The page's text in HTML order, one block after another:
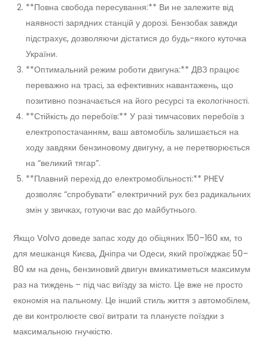
**Повна свобода пересування:** Ви не залежите від
наявності зарядних станцій у дорозі. Бензобак завжди
підстрахує, дозволяючи дістатися до будь-якого куточка
України.
**Оптимальний режим роботи двигуна:** ДВЗ працює
переважно на трасі, за ефективних навантажень, що
позитивно позначається на його ресурсі та екологічності.
**Стійкість до перебоїв:** У разі тимчасових перебоїв з
електропостачанням, ваш автомобіль залишається на
ходу завдяки бензиновому двигуну, а не перетворюється
на “великий тягар”.
**Плавний перехід до електромобільності:** PHEV
дозволяє “спробувати” електричний рух без радикальних
змін у звичках, готуючи вас до майбутнього.
Якщо Volvo доведе запас ходу до обіцяних 150–160 км, то
для мешканця Києва, Дніпра чи Одеси, який проїжджає 50–
80 км на день, бензиновий двигун вмикатиметься максимум
раз на тиждень – під час виїзду за місто. Це вже не просто
економія на пальному. Це інший стиль життя з автомобілем,
де ви контролюєте свої витрати та плануєте поїздки з
максимальною гнучкістю.